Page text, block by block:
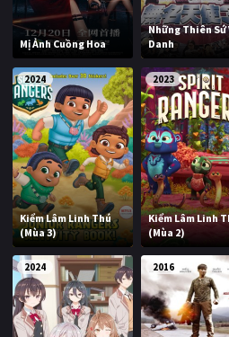
Mị Ảnh Cuồng Hoa
Những Thiên Sứ
Danh
2024
Kiểm Lâm Linh Thú
(Mùa 3)
2023
Kiểm Lâm Linh
(Mùa 2)
2024 2016